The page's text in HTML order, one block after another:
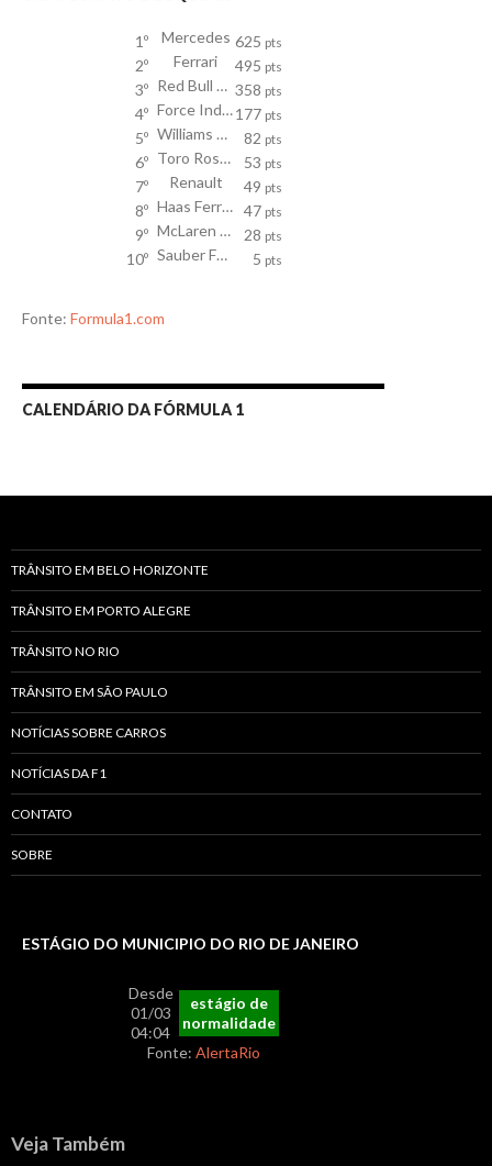
1º Mercedes 625 pts
2º Ferrari 495 pts
3º Red Bull Racing TAG Heuer 358 pts
4º Force India Mercedes177 pts
5º Williams Mercedes 82 pts
6º Toro Rosso 53 pts
7º Renault 49 pts
8º Haas Ferrari 47 pts
9º McLaren Honda 28 pts
10º Sauber Ferrari 5 pts
Fonte: Formula1.com
CALENDÁRIO DA FÓRMULA 1
TRÂNSITO EM BELO HORIZONTE
TRÂNSITO EM PORTO ALEGRE
TRÂNSITO NO RIO
TRÂNSITO EM SÃO PAULO
NOTÍCIAS SOBRE CARROS
NOTÍCIAS DA F1
CONTATO
SOBRE
ESTÁGIO DO MUNICIPIO DO RIO DE JANEIRO
Desde
01/03
04:04
estágio de
normalidade
Fonte: AlertaRio
Veja Também